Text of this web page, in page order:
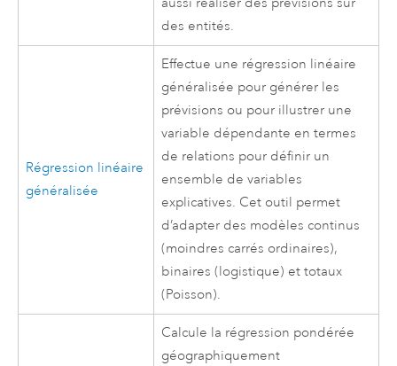
des entités.
Régression linéaire
généralisée
Effectue une régression linéaire
généralisée pour générer les
prévisions ou pour illustrer une
variable dépendante en termes
de relations pour définir un
ensemble de variables
explicatives. Cet outil permet
d’adapter des modèles continus
(moindres carrés ordinaires),
binaires (logistique) et totaux
(Poisson).
Calcule la régression pondérée
géographiquement